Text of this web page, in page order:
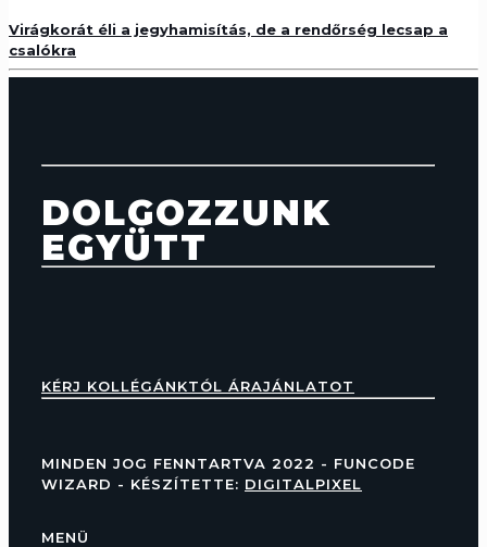
Virágkorát éli a jegyhamisítás, de a rendőrség lecsap a
csalókra
DOLGOZZUNK
EGYÜTT
KÉRJ KOLLÉGÁNKTÓL ÁRAJÁNLATOT
MINDEN JOG FENNTARTVA 2022 - FUNCODE
WIZARD - KÉSZÍTETTE: DIGITALPIXEL
MENÜ